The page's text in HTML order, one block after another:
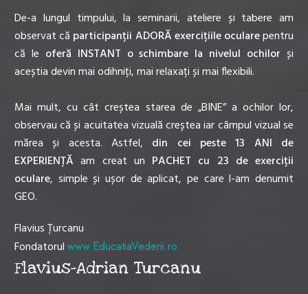
De-a lungul timpului, la seminarii, ateliere și tabere am
observat că participanții ADORĂ exercițiile ocularepentru
că le oferă INSTANT o schimbare la nivelul ochilor și
aceștia devin mai odihniți, mai relaxați și mai flexibili.
Mai mult, cu cât creștea starea de „BINE” a ochilor lor,
observau că și acuitatea vizuală creștea iar câmpul vizual se
mărea și acesta. Astfel, din cei peste 13 ANI de
EXPERIENȚĂam creat un PACHET cu 23 de exerciții
oculare, simple și ușor de aplicat, pe care l-am denumit
GEO.
Flavius Țurcanu
Fondatorul www.EducatiaVederii.ro
Flavius-Adrian Turcanu